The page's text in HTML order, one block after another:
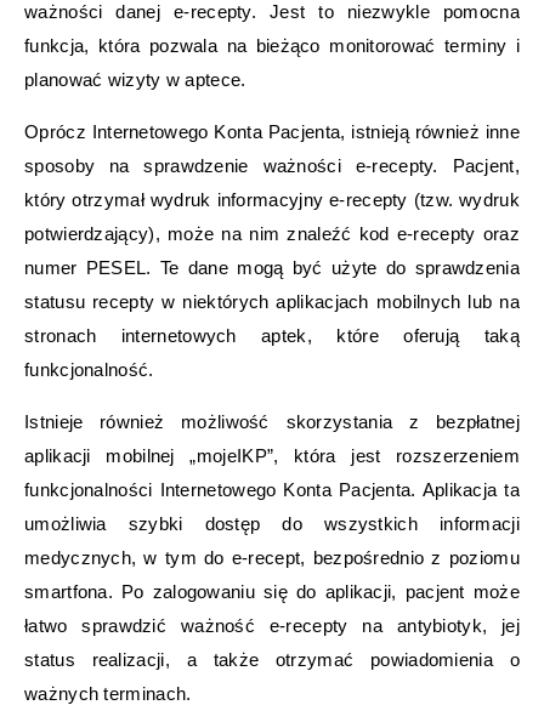
ważności danej e-recepty. Jest to niezwykle pomocna
funkcja, która pozwala na bieżąco monitorować terminy i
planować wizyty w aptece.
Oprócz Internetowego Konta Pacjenta, istnieją również inne
sposoby na sprawdzenie ważności e-recepty. Pacjent,
który otrzymał wydruk informacyjny e-recepty (tzw. wydruk
potwierdzający), może na nim znaleźć kod e-recepty oraz
numer PESEL. Te dane mogą być użyte do sprawdzenia
statusu recepty w niektórych aplikacjach mobilnych lub na
stronach internetowych aptek, które oferują taką
funkcjonalność.
Istnieje również możliwość skorzystania z bezpłatnej
aplikacji mobilnej „mojeIKP”, która jest rozszerzeniem
funkcjonalności Internetowego Konta Pacjenta. Aplikacja ta
umożliwia szybki dostęp do wszystkich informacji
medycznych, w tym do e-recept, bezpośrednio z poziomu
smartfona. Po zalogowaniu się do aplikacji, pacjent może
łatwo sprawdzić ważność e-recepty na antybiotyk, jej
status realizacji, a także otrzymać powiadomienia o
ważnych terminach.